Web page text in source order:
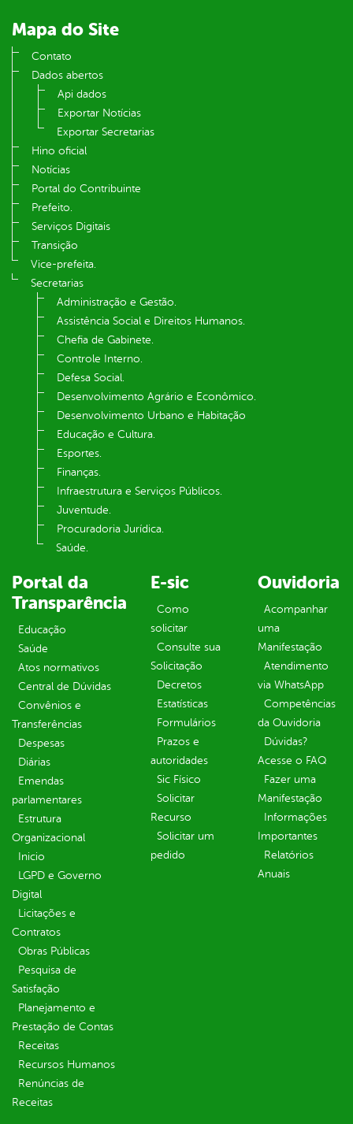
Mapa do Site
Contato
Dados abertos
Api dados
Exportar Notícias
Exportar Secretarias
Hino oficial
Notícias
Portal do Contribuinte
Prefeito.
Serviços Digitais
Transição
Vice-prefeita.
Secretarias
Administração e Gestão.
Assistência Social e Direitos Humanos.
Chefia de Gabinete.
Controle Interno.
Defesa Social.
Desenvolvimento Agrário e Econômico.
Desenvolvimento Urbano e Habitação
Educação e Cultura.
Esportes.
Finanças.
Infraestrutura e Serviços Públicos.
Juventude.
Procuradoria Jurídica.
Saúde.
Portal da
Transparência
Educação
Saúde
Atos normativos
Central de Dúvidas
Convênios e
Transferências
Despesas
Diárias
Emendas
parlamentares
Estrutura
Organizacional
Inicio
LGPD e Governo
Digital
Licitações e
Contratos
Obras Públicas
Pesquisa de
Satisfação
Planejamento e
Prestação de Contas
Receitas
Recursos Humanos
Renúncias de
Receitas
E-sic
Como
solicitar
Consulte sua
Solicitação
Decretos
Estatísticas
Formulários
Prazos e
autoridades
Sic Físico
Solicitar
Recurso
Solicitar um
pedido
Ouvidoria
Acompanhar
uma
Manifestação
Atendimento
via WhatsApp
Competências
da Ouvidoria
Dúvidas?
Acesse o FAQ
Fazer uma
Manifestação
Informações
Importantes
Relatórios
Anuais